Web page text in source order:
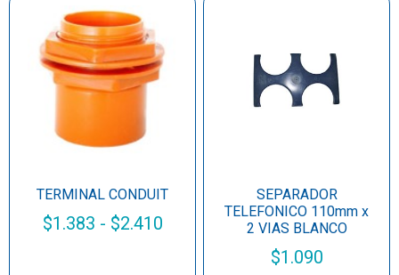
TERMINAL CONDUIT
$1.383 - $2.410
SEPARADOR
TELEFONICO 110mm x
2 VIAS BLANCO
$1.090